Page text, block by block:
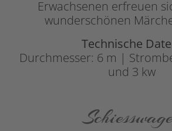
Erwachsenen erfreuen
wunderschönen
Technische
Durchmesser: 6 m |
und 3 kw